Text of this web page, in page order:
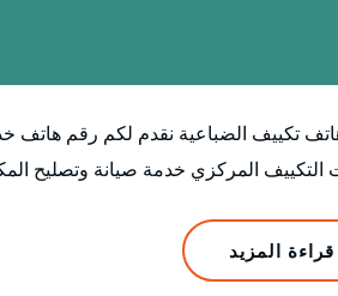
تكييف الضباعية نقدم لكم رقم هاتف
التكييف المركزي خدمة صيانة وتصليح
قراءة المزيد